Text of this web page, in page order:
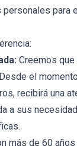
para
Creemos
el
recibirá una
a sus
más de 60